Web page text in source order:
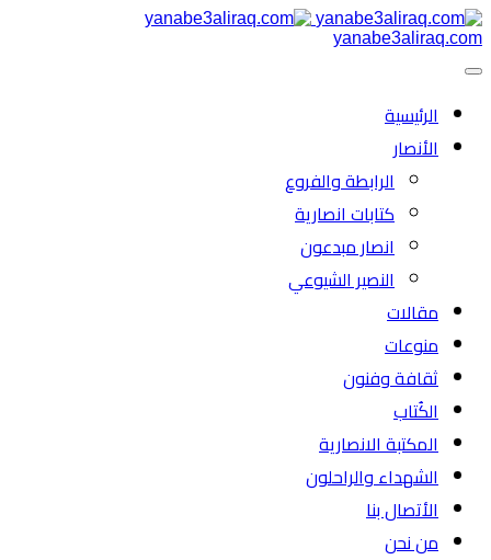
yanabe3aliraq.com
الرئیسية
الأنصار
الرابطة والفروع
كتابات انصارية
انصار مبدعون
النصیر الشیوعي
مقالات
منوعات
ثقافة وفنون
الكُتاب
المكتبة الانصارية
الشهداء والراحلون
الأتصال بنا
من نحن